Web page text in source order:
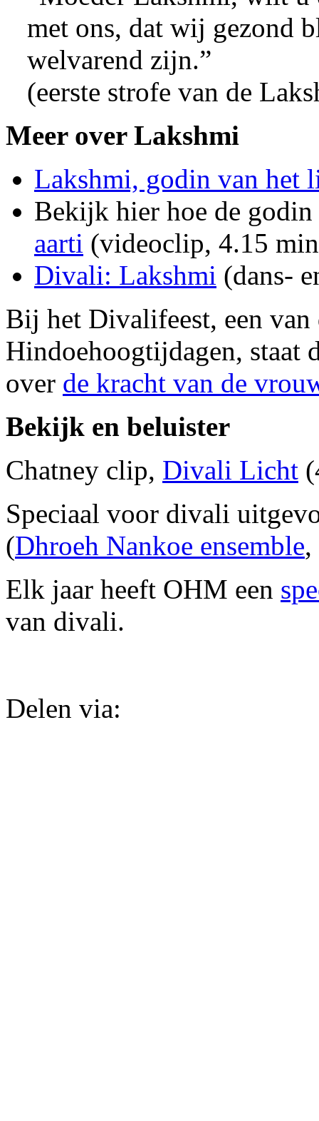
met ons, dat wij gezond
welvarend zijn.”
(eerste strofe van de
Meer over Lakshmi
Lakshmi, godin van het
Bekijk hier hoe de
aarti (videoclip, 4.15
Divali: Lakshmi (dans-
Bij het Divalifeest, een van
Hindoehoogtijdagen, staat
over de kracht van de
Bekijk en beluister
Chatney clip, Divali Licht
Speciaal voor divali
(Dhroeh Nankoe ensemble,
Elk jaar heeft OHM een
van divali.
Delen via: